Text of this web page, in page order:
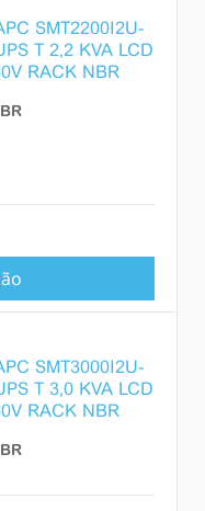
SMT2200I2U-
T 2,2 KVA LCD
RACK NBR
SMT3000I2U-
T 3,0 KVA LCD
RACK NBR